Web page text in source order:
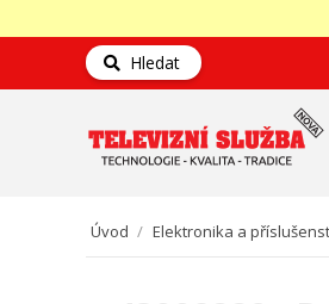
Hledat
Úvod / Elektronika a